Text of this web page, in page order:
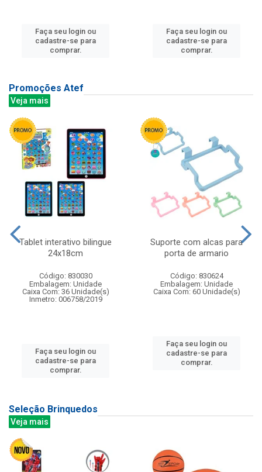
Faça seu login ou
cadastre-se para
comprar.
Faça seu login ou
cadastre-se para
comprar.
Promoções Atef
Veja mais
Tablet interativo bilingue
24x18cm
Código: 830030
Embalagem: Unidade
Caixa Com: 36 Unidade(s)
Inmetro: 006758/2019
Faça seu login ou
cadastre-se para
comprar.
Suporte com alcas para
porta de armario
Código: 830624
Embalagem: Unidade
Caixa Com: 60 Unidade(s)
Faça seu login ou
cadastre-se para
comprar.
Seleção Brinquedos
Veja mais